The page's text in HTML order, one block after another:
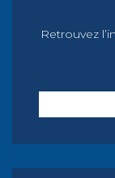
Retrouvez